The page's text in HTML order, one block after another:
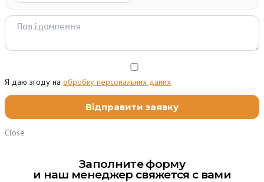
Я даю згоду на обробку персональних даних
Close
Заполните форму
и наш менеджер свяжется с вами